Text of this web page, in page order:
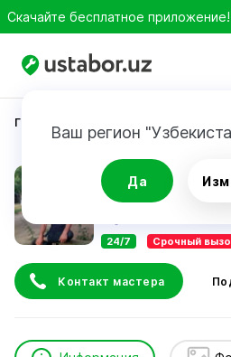
Скачайте бесплатное приложение!
Ваш регион
Да
Главная Ремонт техники
Xayrulla Qurbonov
24/7 Срочный
Контакт мастера